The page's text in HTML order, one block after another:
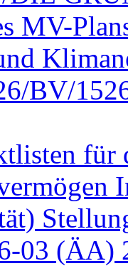
MV-
BV/
für
03 (ÄA)